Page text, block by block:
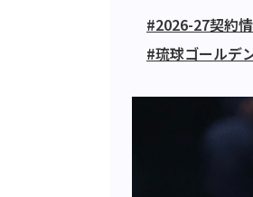
#2026-27契約
#琉球ゴールデ